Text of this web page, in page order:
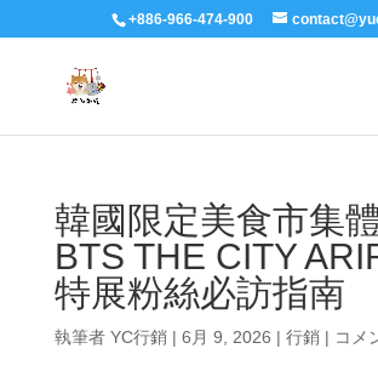
+886-966-474-900
韓國限定美食市集體
BTS THE CITY
特展粉絲必訪指南
執筆者 YC行銷| 6月 9, 2026 | 行銷| コメ